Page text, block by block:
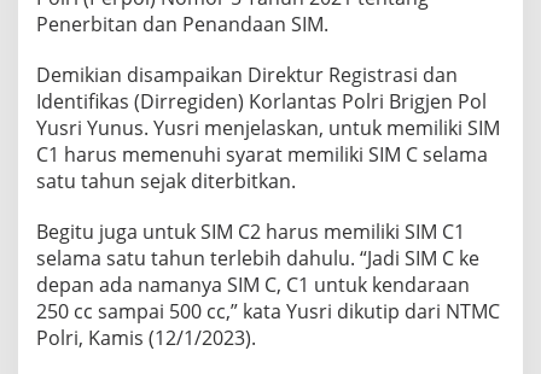
Penerbitan dan Penandaan SIM.
Demikian disampaikan Direktur Registrasi dan
Identifikas (Dirregiden) Korlantas Polri Brigjen Pol
Yusri Yunus. Yusri menjelaskan, untuk memiliki SIM
C1 harus memenuhi syarat memiliki SIM C selama
satu tahun sejak diterbitkan.
Begitu juga untuk SIM C2 harus memiliki SIM C1
selama satu tahun terlebih dahulu. “Jadi SIM C ke
depan ada namanya SIM C, C1 untuk kendaraan
250 cc sampai 500 cc,” kata Yusri dikutip dari NTMC
Polri, Kamis (12/1/2023).